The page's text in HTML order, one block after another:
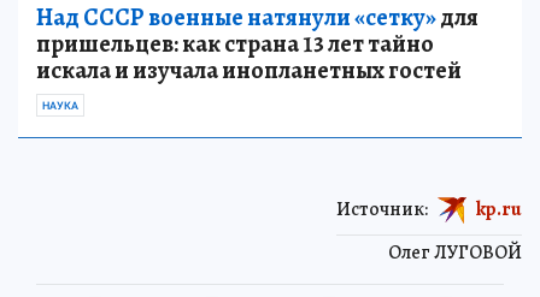
Над СССР военные натянули «сетку»для
пришельцев: как страна 13 лет тайно
искала и изучала инопланетных гостей
НАУКА
Олег ЛУГОВОЙ
Источник: kp.ru